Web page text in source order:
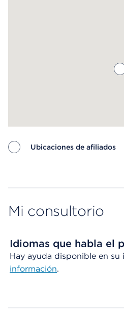
Ubicaciones de afiliados
Mi consultorio
Idiomas que habla el
Hay ayuda disponible en su
información.